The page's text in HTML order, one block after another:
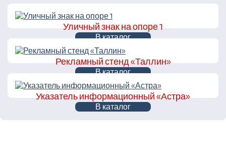
Уличный знак на опоре 1
В каталог
Рекламный стенд «Таллин»
В каталог
Указатель информационный «Астра»
В каталог